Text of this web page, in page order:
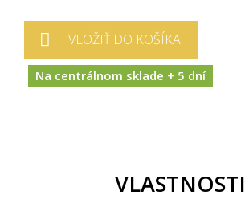
VLOŽIŤ DO KOŠÍKA
Na centrálnom sklade + 5 dní
VLASTNOSTI